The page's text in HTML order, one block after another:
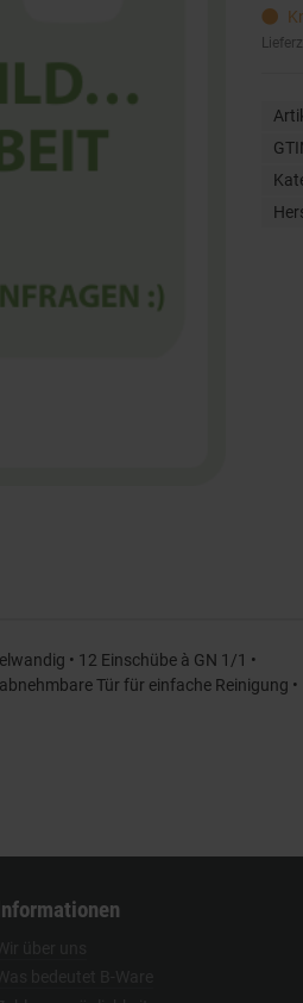
• 12 Einschübe à GN 1/1 •
Tür für einfache Reinigung •
Informationen